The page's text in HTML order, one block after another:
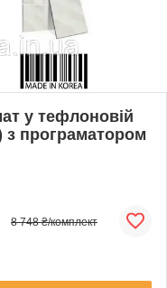
у тефлоновій
з програматором
8 748 ₴/комплект